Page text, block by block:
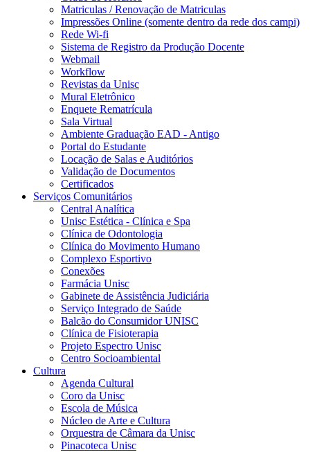
Matriculas / Renovação de Matriculas
Impressões Online (somente dentro da rede dos campi)
Rede Wi-fi
Sistema de Registro da Produção Docente
Webmail
Workflow
Revistas da Unisc
Mural Eletrônico
Enquete Rematrícula
Sala Virtual
Ambiente Graduação EAD - Antigo
Portal do Estudante
Locação de Salas e Auditórios
Validação de Documentos
Certificados
Serviços Comunitários
Central Analítica
Unisc Estética - Clínica e Spa
Clínica de Odontologia
Clínica do Movimento Humano
Complexo Esportivo
Conexões
Farmácia Unisc
Gabinete de Assistência Judiciária
Serviço Integrado de Saúde
Balcão do Consumidor UNISC
Clínica de Fisioterapia
Projeto Espectro Unisc
Centro Socioambiental
Cultura
Agenda Cultural
Coro da Unisc
Escola de Música
Núcleo de Arte e Cultura
Orquestra de Câmara da Unisc
Pinacoteca Unisc